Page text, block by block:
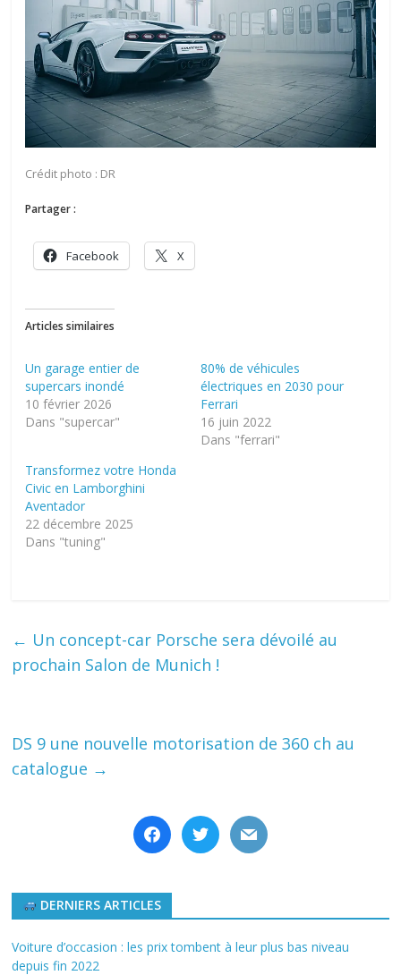
Crédit photo : DR
Partager :
Facebook X
Articles similaires
Un garage entier de
supercars inondé
10 février 2026
Dans "supercar"
80% de véhicules
électriques en 2030 pour
Ferrari
16 juin 2022
Dans "ferrari"
Transformez votre Honda
Civic en Lamborghini
Aventador
22 décembre 2025
Dans "tuning"
← Un concept-car Porsche sera dévoilé au
prochain Salon de Munich !
DS 9 une nouvelle motorisation de 360 ch au
catalogue →
facebooktwitter mail
DERNIERS ARTICLES
Voiture d’occasion : les prix tombent à leur plus bas niveau
depuis fin 2022